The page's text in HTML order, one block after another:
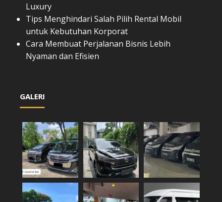
Luxury
Tips Menghindari Salah Pilih Rental Mobil
untuk Kebutuhan Korporat
Cara Membuat Perjalanan Bisnis Lebih
Nyaman dan Efisien
GALERI